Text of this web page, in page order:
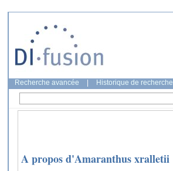
Recherche avancée Historique de recherche
A propos d'Amaranthus xralletii